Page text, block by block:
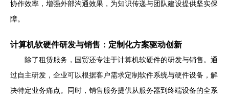
协作效率，增强外部沟通效果，为知识传递与团队建设提供坚实保
障。
计算机软硬件研发与销售：定制化方案驱动创新
除了租赁服务，国贸还专注于计算机软硬件的研发与销售。通
过自主研发，企业可以根据客户需求定制软件系统与硬件设备，解
决特定业务痛点。同时，销售服务提供从服务器到终端设备的全系